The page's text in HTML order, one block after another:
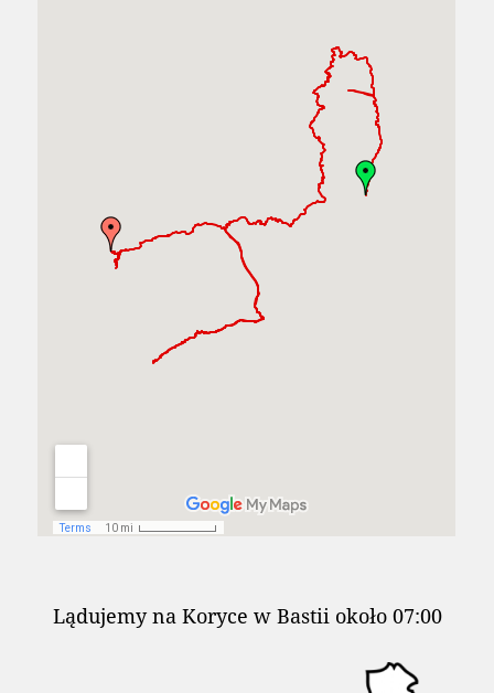
Lądujemy na Koryce w Bastii około 07:00